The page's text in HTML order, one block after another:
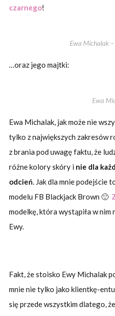
czarnego!
Ewa Michalak
…oraz jego majtki:
Ewa
Ewa Michalak, jak może nie
tylko z największych zakresów
z brania pod uwagę faktu, że
różne kolory skóry i nie dla
odcień. Jak dla mnie podejście
modelu FB Blackjack Brown 🙂
modelkę, która wystąpiła w
Ewy.
Fakt, że stoisko Ewy Michalak
mnie nie tylko jako klientkę-
się przede wszystkim dlatego,